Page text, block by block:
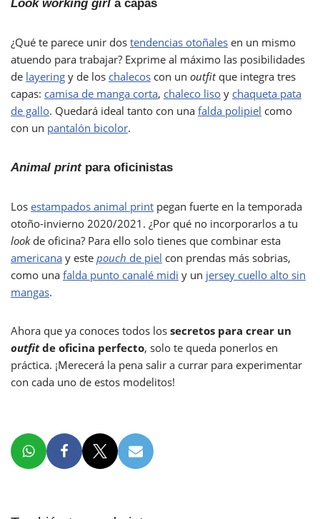
Look working girl a capas
¿Qué te parece unir dos tendencias otoñales en un mismo
atuendo para trabajar? Exprime al máximo las posibilidades
de layering y de los chalecos con un outfit que integra tres
capas: camisa de manga corta, chaleco liso y chaqueta pata
de gallo. Quedará ideal tanto con una falda polipiel como
con un pantalón bicolor.
Animal print para oficinistas
Los estampados animal print pegan fuerte en la temporada
otoño-invierno 2020/2021. ¿Por qué no incorporarlos a tu
look de oficina? Para ello solo tienes que combinar esta
americana y este pouch de piel con prendas más sobrias,
como una falda punto canalé midi y un jersey cuello alto sin
mangas.
Ahora que ya conoces todos los secretos para crear un
outfitde oficina perfecto, solo te queda ponerlos en
práctica. ¡Merecerá la pena salir a currar para experimentar
con cada uno de estos modelitos!